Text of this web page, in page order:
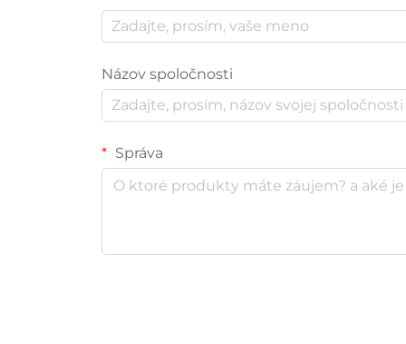
Názov spoločnosti
Správa